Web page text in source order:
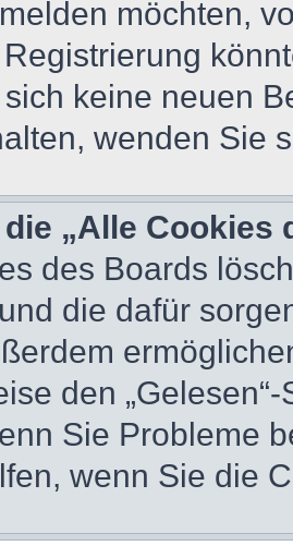
möchten,
keine neuen
wenden Sie
„Alle
des Boards
die dafür
den
Sie Probleme
wenn Sie die